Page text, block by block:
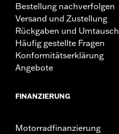
Bestellung nachverfolgen
Versand und Zustellung
Rückgaben und Umtausch
Häufig gestellte Fragen
Konformitätserklärung
Angebote
FINANZIERUNG
Motorradfinanzierung